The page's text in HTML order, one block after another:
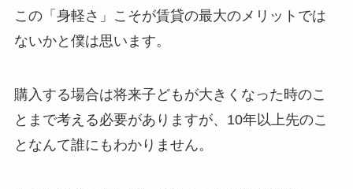
この「身軽さ」こそが賃貸の最大のメリットでは
ないかと僕は思います。
購入する場合は将来子どもが大きくなった時のこ
とまで考える必要がありますが、10年以上先のこ
となんて誰にもわかりません。